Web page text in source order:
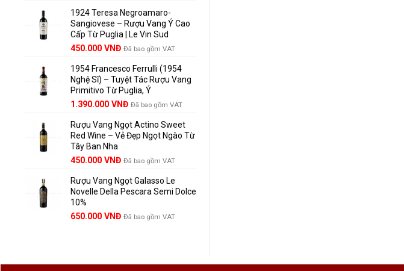
yêu
vang
nên
Trữ
Và
Trưởng
Thành
là:
858.000 VNĐ.
tại
là:
780.000 VNĐ.
1924 Teresa Negroamaro-
Sangiovese – Rượu Vang Ý Cao
Cấp Từ Puglia | Le Vin Sud
Giá
là:
495.000 VNĐ.
450.000 VNĐGiá
tại
là:
450.000 VNĐ.
Đã bao gồm VAT
1954 Francesco Ferrulli (1954
Nghệ Sĩ) – Tuyệt Tác Rượu Vang
Primitivo Từ Puglia, Ý
Giá
là:
1.529.000 VNĐ.
1.390.000 VNĐGiá
tại
là:
Đã bao gồm VAT
Rượu Vang Ngọt Actino Sweet
Red Wine – Vẻ Đẹp Ngọt Ngào Từ
Tây Ban Nha
450.000 VNĐ Đã bao gồm VAT
Rượu Vang Ngọt Galasso Le
Novelle Della Pescara Semi Dolce
10%
650.000 VNĐ Đã bao gồm VAT